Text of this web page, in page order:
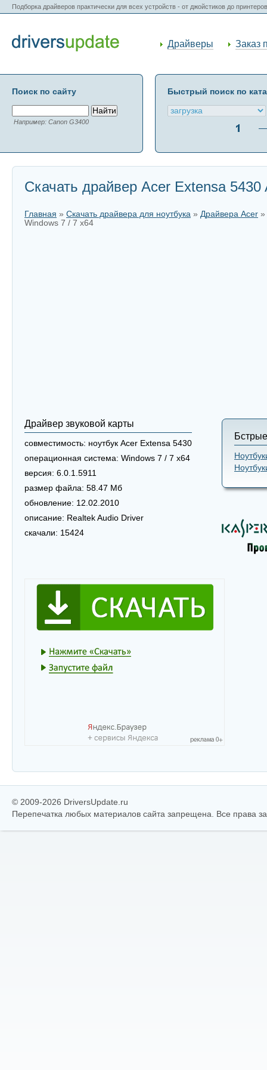
Подборка драйверов практически для всех устройств - от джойстиков до
Драйверы Заказ
Поиск по сайту
Например: Canon G3400
Быстрый поиск по
Скачать драйвер Acer Extensa
Главная » Скачать драйвера для ноутбука » Драйвера Acer »
Windows 7 / 7 x64
Драйвер звуковой карты
совместимость: ноутбук Acer Extensa 5430
операционная система: Windows 7 / 7 x64
версия: 6.0.1.5911
размер файла: 58.47 Мб
обновление: 12.02.2010
описание: Realtek Audio Driver
скачали: 15424
© 2009-2026 DriversUpdate.ru
Перепечатка любых материалов сайта запрещена. Все права